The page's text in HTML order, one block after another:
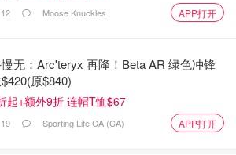
OTC 服务都可以根据您的个人需求提
Hibit.com 不仅提供加密货币交易服
创建钱包）过于繁琐的人提供线下代理
官方认证、授权和持牌的拥有实体店运
是加拿大极少数受监管的实体之一，
12 Moose Knuckles APP打开
无：Arc'teryx 再降！Beta AR 绿色冲锋
原$840)
起+额外9折 连帽T恤$67
19 Sporting Life CA (CA) APP打开